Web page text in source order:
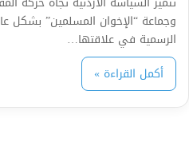
وجماعة “الإخوان المسلمين” بشكل
الرسمية في علاقتها…
أكمل القراءة »